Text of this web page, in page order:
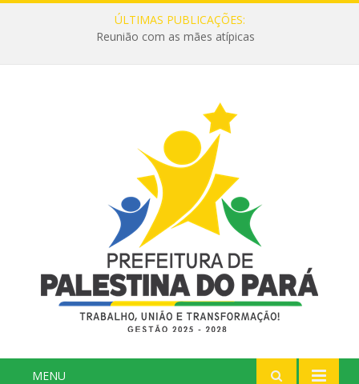
ÚLTIMAS PUBLICAÇÕES:
Reunião com as mães atípicas
MENU